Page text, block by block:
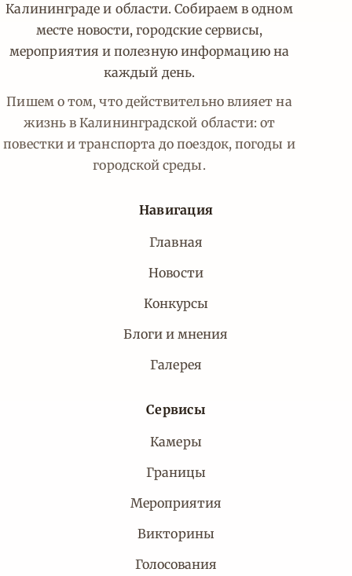
Калининграде и области. Собираем в одном
месте новости, городские сервисы,
мероприятия и полезную информацию на
каждый день.
Пишем о том, что действительно влияет на
жизнь в Калининградской области: от
повестки и транспорта до поездок, погоды и
городской среды.
Навигация
Главная
Новости
Конкурсы
Блоги и мнения
Галерея
Сервисы
Камеры
Границы
Мероприятия
Викторины
Голосования